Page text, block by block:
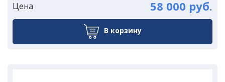
Цена 58 000 руб.
В корзину